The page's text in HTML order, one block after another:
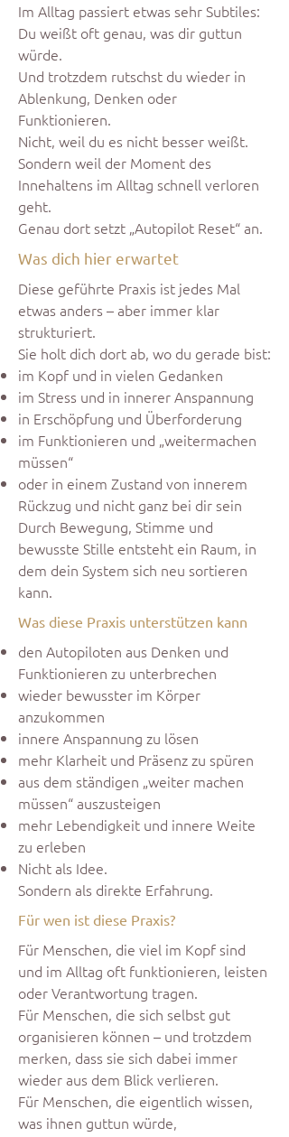
Im Alltag passiert etwas sehr Subtiles:
Du weißt oft genau, was dir guttun
würde.
Und trotzdem rutschst du wieder in
Ablenkung, Denken oder
Funktionieren.
Nicht, weil du es nicht besser weißt.
Sondern weil der Moment des
Innehaltens im Alltag schnell verloren
geht.
Genau dort setzt „Autopilot Reset“ an.
Was dich hier erwartet
Diese geführte Praxis ist jedes Mal
etwas anders – aber immer klar
strukturiert.
Sie holt dich dort ab, wo du gerade bist:
im Kopf und in vielen Gedanken
im Stress und in innerer Anspannung
in Erschöpfung und Überforderung
im Funktionieren und „weitermachen
müssen“
oder in einem Zustand von innerem
Rückzug und nicht ganz bei dir sein
Durch Bewegung, Stimme und
bewusste Stille entsteht ein Raum, in
dem dein System sich neu sortieren
kann.
Was diese Praxis unterstützen kann
den Autopiloten aus Denken und
Funktionieren zu unterbrechen
wieder bewusster im Körper
anzukommen
innere Anspannung zu lösen
mehr Klarheit und Präsenz zu spüren
aus dem ständigen „weiter machen
müssen“ auszusteigen
mehr Lebendigkeit und innere Weite
zu erleben
Nicht als Idee.
Sondern als direkte Erfahrung.
Für wen ist diese Praxis?
Für Menschen, die viel im Kopf sind
und im Alltag oft funktionieren, leisten
oder Verantwortung tragen.
Für Menschen, die sich selbst gut
organisieren können – und trotzdem
merken, dass sie sich dabei immer
wieder aus dem Blick verlieren.
Für Menschen, die eigentlich wissen,
was ihnen guttun würde,